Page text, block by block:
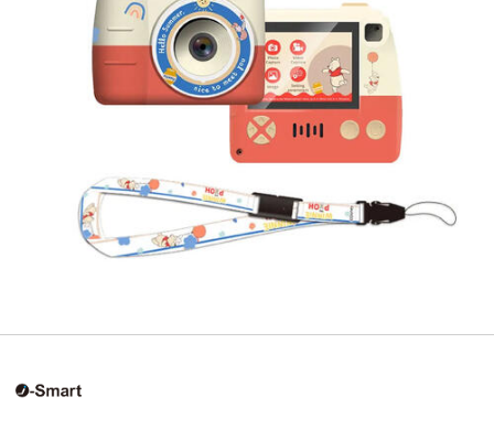
手工藝,文具,蠟筆,泥膠,畫板
娃娃, 芭比,收藏公仔
遊戲及拼圖系列
Play-Doh培樂多
Pokemon寶可夢
LEGO樂高
12~14歳
14歳以上